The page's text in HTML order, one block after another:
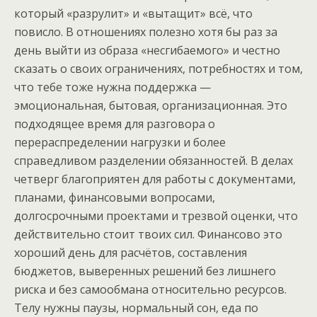
который «разрулит» и «вытащит» всё, что
повисло. В отношениях полезно хотя бы раз за
день выйти из образа «несгибаемого» и честно
сказать о своих ограничениях, потребностях и том,
что тебе тоже нужна поддержка —
эмоциональная, бытовая, организационная. Это
подходящее время для разговора о
перераспределении нагрузки и более
справедливом разделении обязанностей. В делах
четверг благоприятен для работы с документами,
планами, финансовыми вопросами,
долгосрочными проектами и трезвой оценки, что
действительно стоит твоих сил. Финансово это
хороший день для расчётов, составления
бюджетов, выверенных решений без лишнего
риска и без самообмана относительно ресурсов.
Телу нужны паузы, нормальный сон, еда по